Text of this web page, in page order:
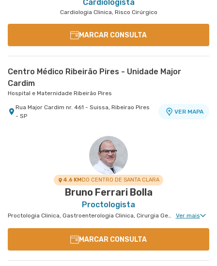
Cardiologista
Cardiologia Clinica, Risco Cirúrgico
MARCAR CONSULTA
Centro Médico Ribeirão Pires - Unidade Major
Cardim
Hospital e Maternidade Ribeirão Pires
Rua Major Cardim nr. 461 - Suissa, Ribeirao Pires
- SP
VER MAPA
4.6 KMDO CENTRO DE SANTA CLARA
Bruno Ferrari Bolla
Proctologista
Proctologia Clinica, Gastroenterologia Clinica, Cirurgia Geral, Cirurgia Bariátrica, Cirurgia do Aparelho Digestivo, Doenças Inflamatórias Intestinais Ver mais
MARCAR CONSULTA